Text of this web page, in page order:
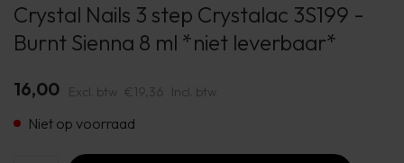
Crystal Nails 3 step Crystalac 3S199 -
Burnt Sienna 8 ml *niet leverbaar*
16,00 Excl. btw €19,36 Incl. btw
Niet op voorraad